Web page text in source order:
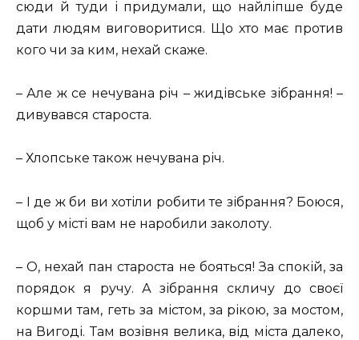
сюди й туди і придумали, що найліпше буде
дати людям виговоритися. Що хто має против
кого чи за ким, нехай скаже.
– Але ж се нечувана річ – жидівське зібрання! –
дивувався староста.
– Хлопське також нечувана річ.
– І де ж би ви хотіли робити те зібрання? Боюся,
щоб у місті вам не наробили заколоту.
– О, нехай пан староста не бояться! За спокій, за
порядок я ручу. А зібрання скличу до своєї
коршми там, геть за містом, за рікою, за мостом,
на Вигоді. Там возівня велика, від міста далеко,